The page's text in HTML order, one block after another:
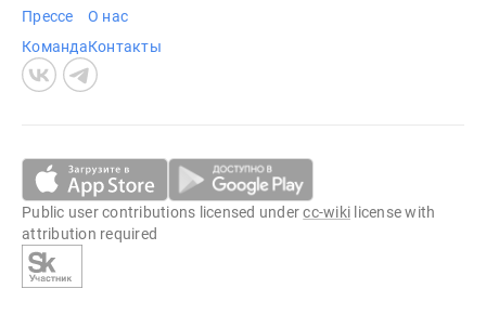
Прессе
Команда
О нас
Контакты
Public user contributions licensed undercc-wiki license with
attribution required